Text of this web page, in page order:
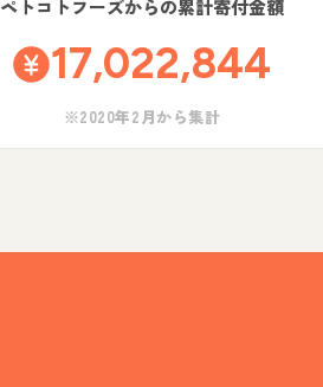
ペトコトフーズからの累計寄付金額
17,022,844
※2020年2月から集計